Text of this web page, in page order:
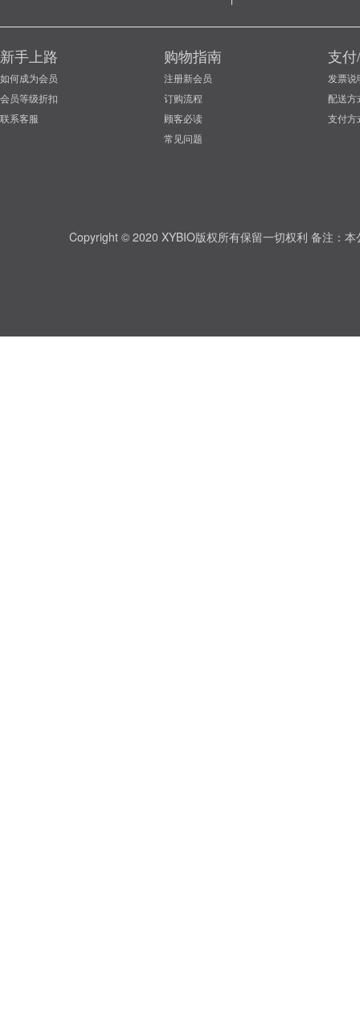
新手上路
如何成为会员
会员等级折扣
联系客服
购物指南
注册新会员
订购流程
顾客必读
常见问题
支
发票说
配送方
支付方
Copyright © 2020 XYBIO版权所有保留一切权利 备注：